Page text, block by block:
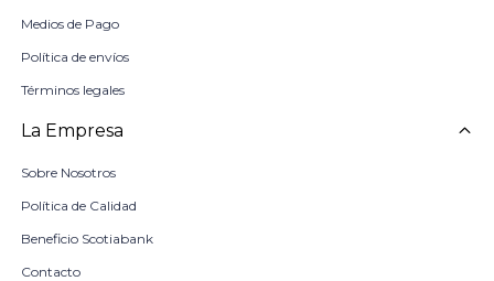
Medios de Pago
Política de envíos
Términos legales
La Empresa
Sobre Nosotros
Política de Calidad
Beneficio Scotiabank
Contacto